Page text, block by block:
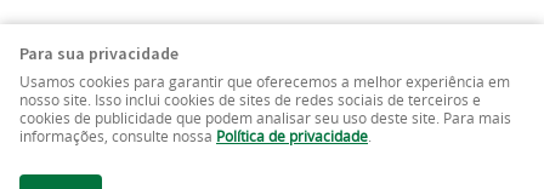
LOJA VIRTUAL CRIADA POR
Para sua privacidade
Usamos cookies para garantir que oferecemos a melhor experiência em
nosso site. Isso inclui cookies de sites de redes sociais de terceiros e
cookies de publicidade que podem analisar seu uso deste site. Para mais
informações, consulte nossa Política de privacidade